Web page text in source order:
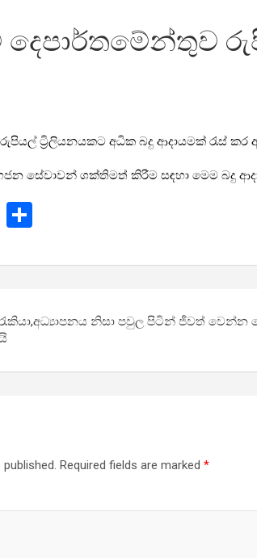
රුපියල් ට්‍රිලියනයකට අධික බදු ආදායමක් රැස්
සේවාවන් ශක්තිමත් කිරීම සඳහා මෙම බදු
X
ar
නිසා පවුල පිටින් ජීවත් වෙන්න
Required fields are marked *